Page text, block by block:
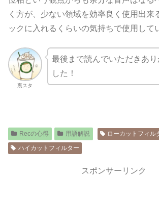
く方が、少ない領域を効率良く使用出来
ックに入れるくらいの気持ちで使用して
裏スタ
最後まで読んでいただきあり
した！
Recの心得 用語解説
ローカットフィル
ハイカットフィルター
スポンサーリンク